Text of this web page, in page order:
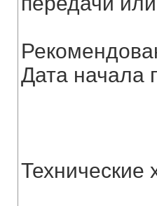
Дата начала
Технические